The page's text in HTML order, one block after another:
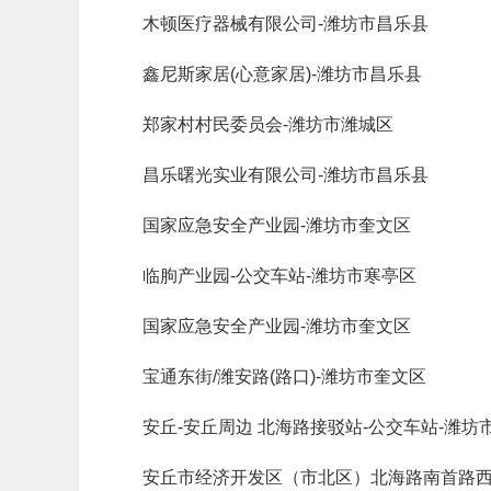
木顿医疗器械有限公司-潍坊市昌乐县
鑫尼斯家居(心意家居)-潍坊市昌乐县
郑家村村民委员会-潍坊市潍城区
昌乐曙光实业有限公司-潍坊市昌乐县
国家应急安全产业园-潍坊市奎文区
临朐产业园-公交车站-潍坊市寒亭区
国家应急安全产业园-潍坊市奎文区
宝通东街/潍安路(路口)-潍坊市奎文区
安丘-安丘周边 北海路接驳站-公交车站-潍坊
安丘市经济开发区（市北区）北海路南首路